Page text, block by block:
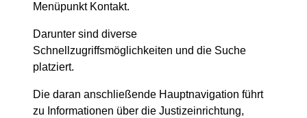
Menüpunkt Kontakt.
Darunter sind diverse
Schnellzugriffsmöglichkeiten und die Suche
platziert.
Die daran anschließende Hauptnavigation führt
zu Informationen über die Justizeinrichtung,